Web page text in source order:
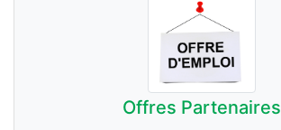
Offres Partenaires